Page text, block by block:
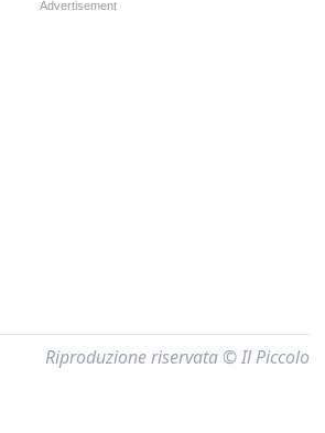
Riproduzione riservata © Il Piccolo